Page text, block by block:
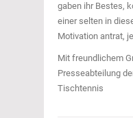
gaben ihr Bestes,
einer selten in
Motivation antrat,
Mit freundlichem
Presseabteilung
Tischtennis